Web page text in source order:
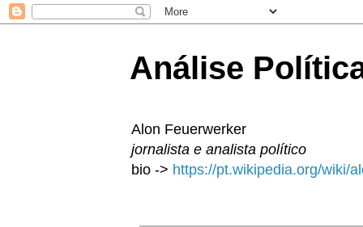
Análise
Alon Feuerwerker
jornalista e analista político
bio -> https://pt.wikipedia.org/wiki/